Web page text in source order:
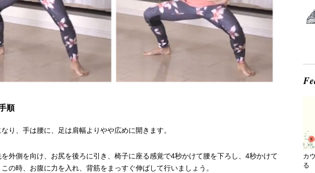
順
り、手は腰に、足は肩幅よりやや広めに開きます。
外側を向け、お尻を後ろに引き、椅子に座る感覚で4秒かけて腰を下ろし、4秒かけて
の時、お腹に力を入れ、背筋をまっすぐ伸ばして行いましょう。
カ
る